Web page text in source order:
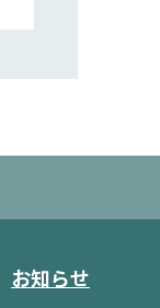
お知らせ